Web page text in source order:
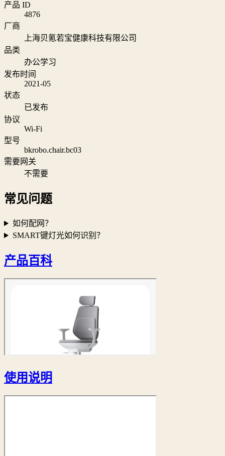
产品 ID
4876
厂商
上海贝氪若宝健康科技有限公司
品类
办公学习
发布时间
2021-05
状态
已发布
协议
Wi‑Fi
型号
bkrobo.chair.bc03
需要网关
不需要
常见问题
如何配网？
SMART键灯光如何识别？
产品百科
使用说明